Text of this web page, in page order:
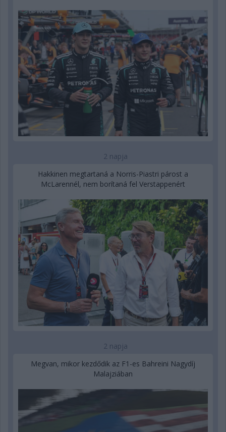
2 napja
Hakkinen megtartaná a Norris-Piastri párost a
McLarennél, nem borítaná fel Verstappenért
2 napja
Megvan, mikor kezdődik az F1-es Bahreini Nagydíj
Malajziában